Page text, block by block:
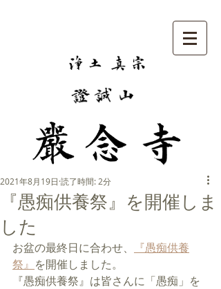
『愚痴供養祭』を開催しま
した
2021年8月19日 読了時間: 2分
お盆の最終日に合わせ、
『愚痴供養
祭』 を開催しました。
『愚痴供養祭』は皆さんに「愚痴」を